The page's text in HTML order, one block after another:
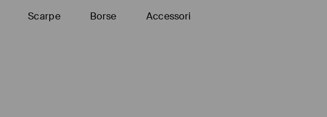
Scarpe Borse Accessori